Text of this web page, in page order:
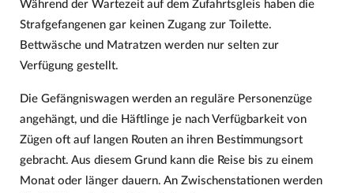
Während der Wartezeit auf dem Zufahrtsgleis haben die
Strafgefangenen gar keinen Zugang zur Toilette.
Bettwäsche und Matratzen werden nur selten zur
Verfügung gestellt.
Die Gefängniswagen werden an reguläre Personenzüge
angehängt, und die Häftlinge je nach Verfügbarkeit von
Zügen oft auf langen Routen an ihren Bestimmungsort
gebracht. Aus diesem Grund kann die Reise bis zu einem
Monat oder länger dauern. An Zwischenstationen werden